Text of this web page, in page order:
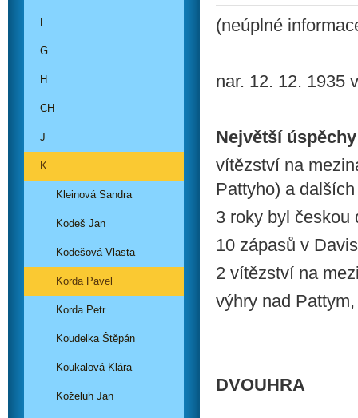
(neúplné
nar. 12. 12. 1935
Největší
vítězství na
Pattyho) a
3 roky byl českou
10 zápasů v
2 vítězství na
výhry nad
DVOUHRA
F
G
H
CH
J
K
Kleinová Sandra
Kodeš Jan
Kodešová Vlasta
Korda Pavel
Korda Petr
Koudelka Štěpán
Koukalová Klára
Koželuh Jan